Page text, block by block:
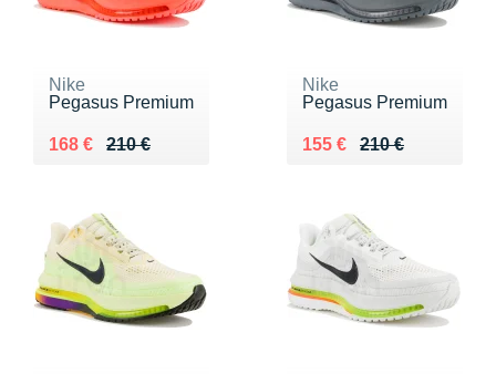
Nike
Pegasus Premium
210 €
Au lieu de 210 €
168 €
Vendu 168 €
Nike
Pegasus Premium
210 €
Au lieu de 210 €
155 €
Vendu 155 €